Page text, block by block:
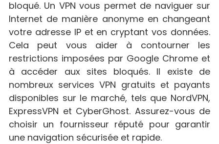
bloqué. Un VPN vous permet de naviguer sur
Internet de manière anonyme en changeant
votre adresse IP et en cryptant vos données.
Cela peut vous aider à contourner les
restrictions imposées par Google Chrome et
à accéder aux sites bloqués. Il existe de
nombreux services VPN gratuits et payants
disponibles sur le marché, tels que NordVPN,
ExpressVPN et CyberGhost. Assurez-vous de
choisir un fournisseur réputé pour garantir
une navigation sécurisée et rapide.